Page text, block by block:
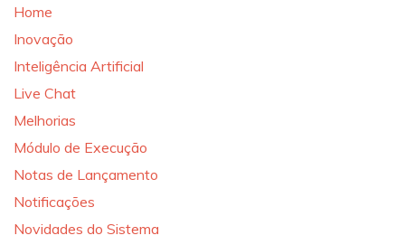
Home
Inovação
Inteligência Artificial
Live Chat
Melhorias
Módulo de Execução
Notas de Lançamento
Notificações
Novidades do Sistema